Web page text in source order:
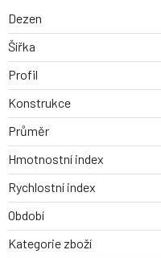
Dezen
Šířka
Profil
Konstrukce
Průměr
Hmotnostní index
Rychlostní index
Období
Kategorie zboží